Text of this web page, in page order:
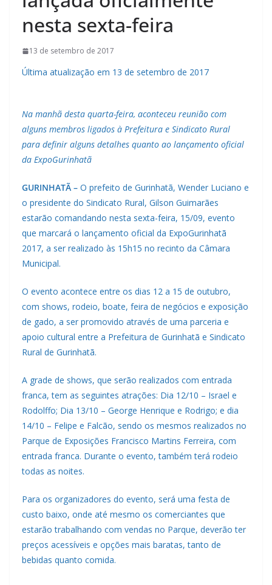
nesta sexta-feira
13 de setembro de 2017
Última atualização em 13 de setembro de 2017
Na manhã desta quarta-feira, aconteceu reunião com
alguns membros ligados à Prefeitura e Sindicato Rural
para definir alguns detalhes quanto ao lançamento oficial
da ExpoGurinhatã
GURINHATÃ – O prefeito de Gurinhatã, Wender Luciano e
o presidente do Sindicato Rural, Gilson Guimarães
estarão comandando nesta sexta-feira, 15/09, evento
que marcará o lançamento oficial da ExpoGurinhatã
2017, a ser realizado às 15h15 no recinto da Câmara
Municipal.
O evento acontece entre os dias 12 a 15 de outubro,
com shows, rodeio, boate, feira de negócios e exposição
de gado, a ser promovido através de uma parceria e
apoio cultural entre a Prefeitura de Gurinhatã e Sindicato
Rural de Gurinhatã.
A grade de shows, que serão realizados com entrada
franca, tem as seguintes atrações: Dia 12/10 – Israel e
Rodolffo; Dia 13/10 – George Henrique e Rodrigo; e dia
14/10 – Felipe e Falcão, sendo os mesmos realizados no
Parque de Exposições Francisco Martins Ferreira, com
entrada franca. Durante o evento, também terá rodeio
todas as noites.
Para os organizadores do evento, será uma festa de
custo baixo, onde até mesmo os comerciantes que
estarão trabalhando com vendas no Parque, deverão ter
preços acessíveis e opções mais baratas, tanto de
bebidas quanto comida.